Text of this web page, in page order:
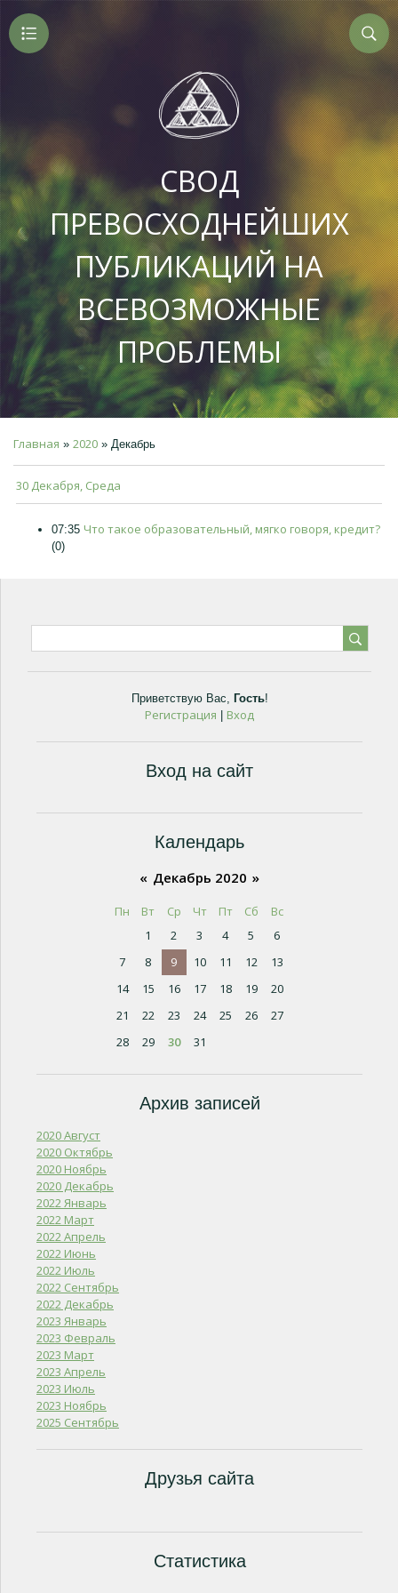
СВОД
ПРЕВОСХОДНЕЙШИХ
ПУБЛИКАЦИЙ НА
ВСЕВОЗМОЖНЫЕ
ПРОБЛЕМЫ
Главная » 2020 » Декабрь
30 Декабря, Среда
07:35 Что такое образовательный, мягко говоря, кредит?
(0)
Приветствую Вас, Гость!
Регистрация Вход
Вход на сайт
Календарь
« Декабрь 2020 »
Пн Вт Ср Чт Пт Сб
Вс
1
2 3 4 5
6
7
8 9 10 11 12
13
14
15 16 17 18 19
20
21
22 23 24 25 26
27
28
29 30 31
Архив записей
2020 Август
2020 Октябрь
2020 Ноябрь
2020 Декабрь
2022 Январь
2022 Март
2022 Апрель
2022 Июнь
2022 Июль
2022 Сентябрь
2022 Декабрь
2023 Январь
2023 Февраль
2023 Март
2023 Апрель
2023 Июль
2023 Ноябрь
2025 Сентябрь
Друзья сайта
Статистика